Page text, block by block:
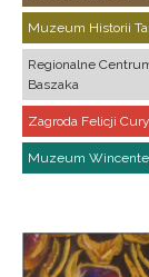
Muzeum Historii
Regionalne
Baszaka
Zagroda Felicji
Muzeum